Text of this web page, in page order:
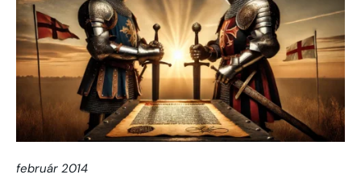
február 2014